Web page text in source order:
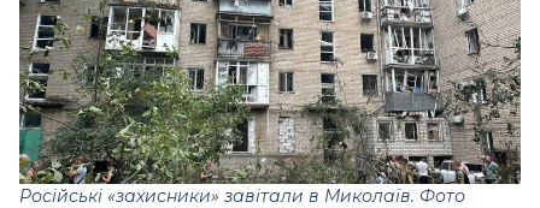
Російські «захисники» завітали в Миколаїв. Фото